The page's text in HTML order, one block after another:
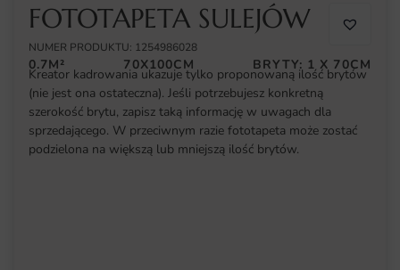
FOTOTAPETA SULEJÓW
NUMER PRODUKTU: 1254986028
0.7M² 70X100CM BRYTY: 1 X 70CM
Kreator kadrowania ukazuje tylko proponowaną ilość brytów
(nie jest ona ostateczna). Jeśli potrzebujesz konkretną
szerokość brytu, zapisz taką informację w uwagach dla
sprzedającego. W przeciwnym razie fototapeta może zostać
podzielona na większą lub mniejszą ilość brytów.